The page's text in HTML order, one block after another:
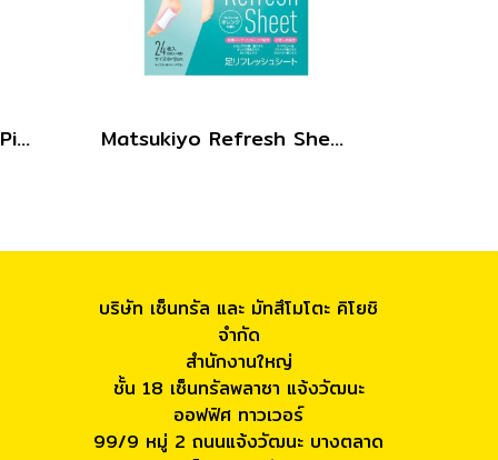
MKB Mentrum Sakura Pink Lip SPF12 3.5g. Matsukiyo Refresh Sheet 24pcs.
บริษัท เซ็นทรัล และ มัทสึโมโตะ คิโยชิ
จำกัด
สำนักงานใหญ่
ชั้น 18 เซ็นทรัลพลาซา แจ้งวัฒนะ
ออฟฟิศ ทาวเวอร์
99/9 หมู่ 2 ถนนแจ้งวัฒนะ บางตลาด